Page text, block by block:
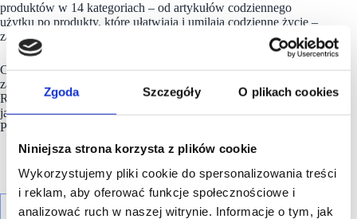
Zgoda Szczegóły O plikach cookies
Niniejsza strona korzysta z plików cookie
Wykorzystujemy pliki cookie do spersonalizowania treści
i reklam, aby oferować funkcje społecznościowe i
analizować ruch w naszej witrynie. Informacje o tym, jak
produktów w 14 kategoriach – od artykułów codziennego
użytku po produkty, które ułatwiają i umilają codzienne życie –
zawsze w najniższej cenie.
Co tydzień wprowadza 150 nowych produktów, aby oferta
zawsze była aktualna. Poprzez Program Zrównoważonego
Rozwoju Action (ASP) nieustannie inwestuje w poprawę
jakości i zrównoważony rozwój w czterech obszarach: Ludzie,
Produkt, Planeta i Partnerstwo.